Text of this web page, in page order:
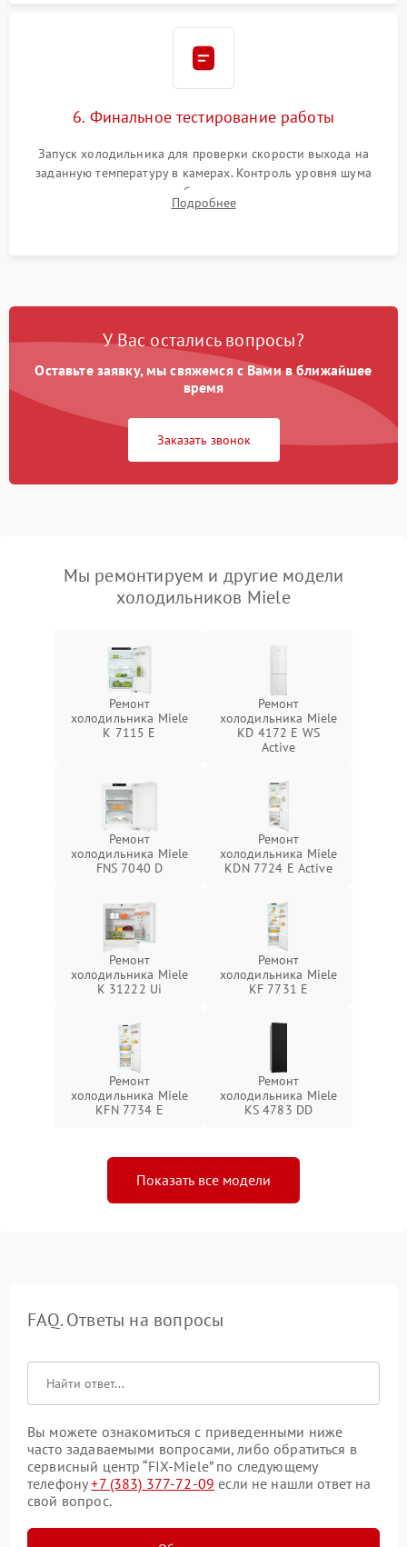
6. Финальное тестирование работы
Запуск холодильника для проверки скорости выхода на
заданную температуру в камерах. Контроль уровня шума
компрессора, отсутствия обмерзания стенок и корректного
срабатывания системы автоматической оттайки.
Подробнее
У Вас остались вопросы?
Оставьте заявку, мы свяжемся с Вами в ближайшее
время
Заказать звонок
Мы ремонтируем и другие модели
холодильников Miele
Ремонт
холодильника Miele
K 7115 E
Ремонт
холодильника Miele
KD 4172 E WS
Active
Ремонт
холодильника Miele
FNS 7040 D
Ремонт
холодильника Miele
KDN 7724 E Active
Ремонт
холодильника Miele
K 31222 Ui
Ремонт
холодильника Miele
KF 7731 E
Ремонт
холодильника Miele
KFN 7734 E
Ремонт
холодильника Miele
KS 4783 DD
Показать все модели
FAQ. Ответы на вопросы
Вы можете ознакомиться с приведенными ниже
часто задаваемыми вопросами, либо обратиться в
сервисный центр “FIX-Miele” по следующему
телефону+7 (383) 377-72-09 если не нашли ответ на
свой вопрос.